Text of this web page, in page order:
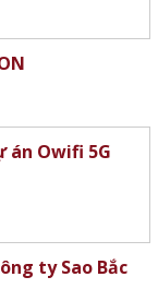
án Owifi 5G
ty Sao Bắc